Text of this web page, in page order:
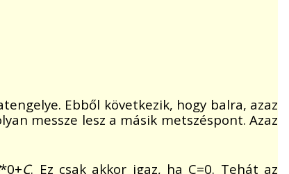
Ebből következik, hogy balra, azaz
messze lesz a másik metszéspont. Azaz
*0+C. Ez csak akkor igaz, ha C=0. Tehát az